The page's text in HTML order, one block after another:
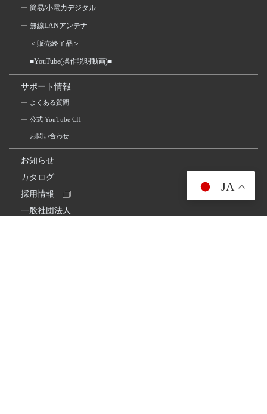
簡易/小電力デジタル
無線LANアンテナ
＜販売終了品＞
■YouTube(操作説明動画)■
サポート情報
よくある質問
公式 YouTube CH
お問い合わせ
お知らせ
カタログ
採用情報
一般社団法人
JA